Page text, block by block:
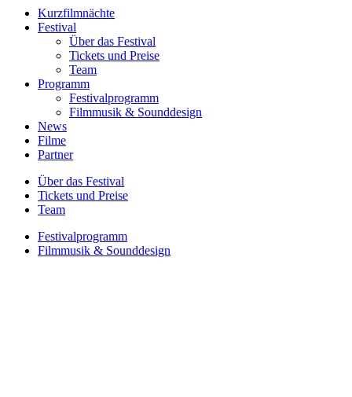
Kurzfilmnächte
Festival
Über das Festival
Tickets und Preise
Team
Programm
Festivalprogramm
Filmmusik & Sounddesign
News
Filme
Partner
Über das Festival
Tickets und Preise
Team
Festivalprogramm
Filmmusik & Sounddesign